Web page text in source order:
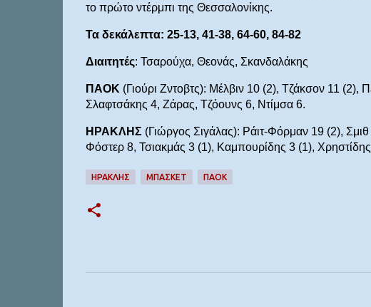
το πρώτο ντέρμπι της Θεσσαλονίκης.
Τα δεκάλεπτα: 25-13, 41-38, 64-60, 84-82
Διαιτητές: Τσαρούχα, Θεονάς, Σκανδαλάκης
ΠΑΟΚ (Γιούρι Ζντοβτς): Μέλβιν 10 (2), Τζάκσον 11
Σλαφτσάκης 4, Ζάρας, Τζόουνς 6, Ντίμσα 6.
ΗΡΑΚΛΗΣ(Γιώργος Σιγάλας): Ράιτ-Φόρμαν 19 (2),
Φόστερ 8, Τσιακμάς 3 (1), Καμπουρίδης 3 (1),
ΗΡΑΚΛΗΣ ΜΠΆΣΚΕΤ ΠΑΟΚ